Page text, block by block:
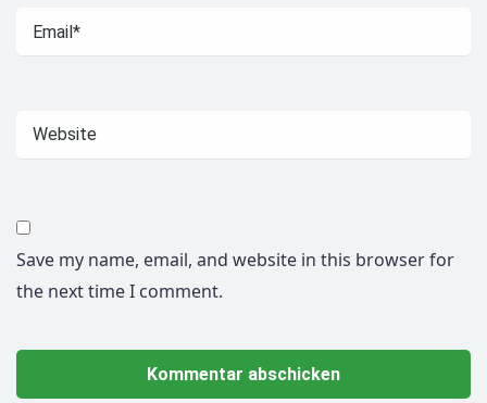
Save my name, email, and website in this browser for
the next time I comment.